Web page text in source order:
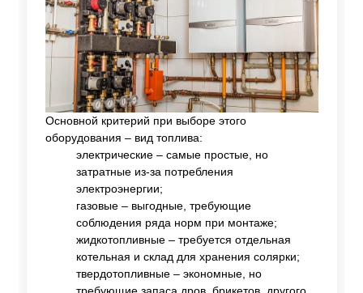
Основной критерий при выборе этого
оборудования – вид топлива:
электрические – самые простые, но
затратные из-за потребления
электроэнергии;
газовые – выгодные, требующие
соблюдения ряда норм при монтаже;
жидкотопливные – требуется отдельная
котельная и склад для хранения солярки;
твердотопливные – экономные, но
требующие запаса дров, брикетов, другого